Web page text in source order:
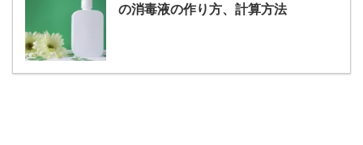
の消毒液の作り方、計算方法